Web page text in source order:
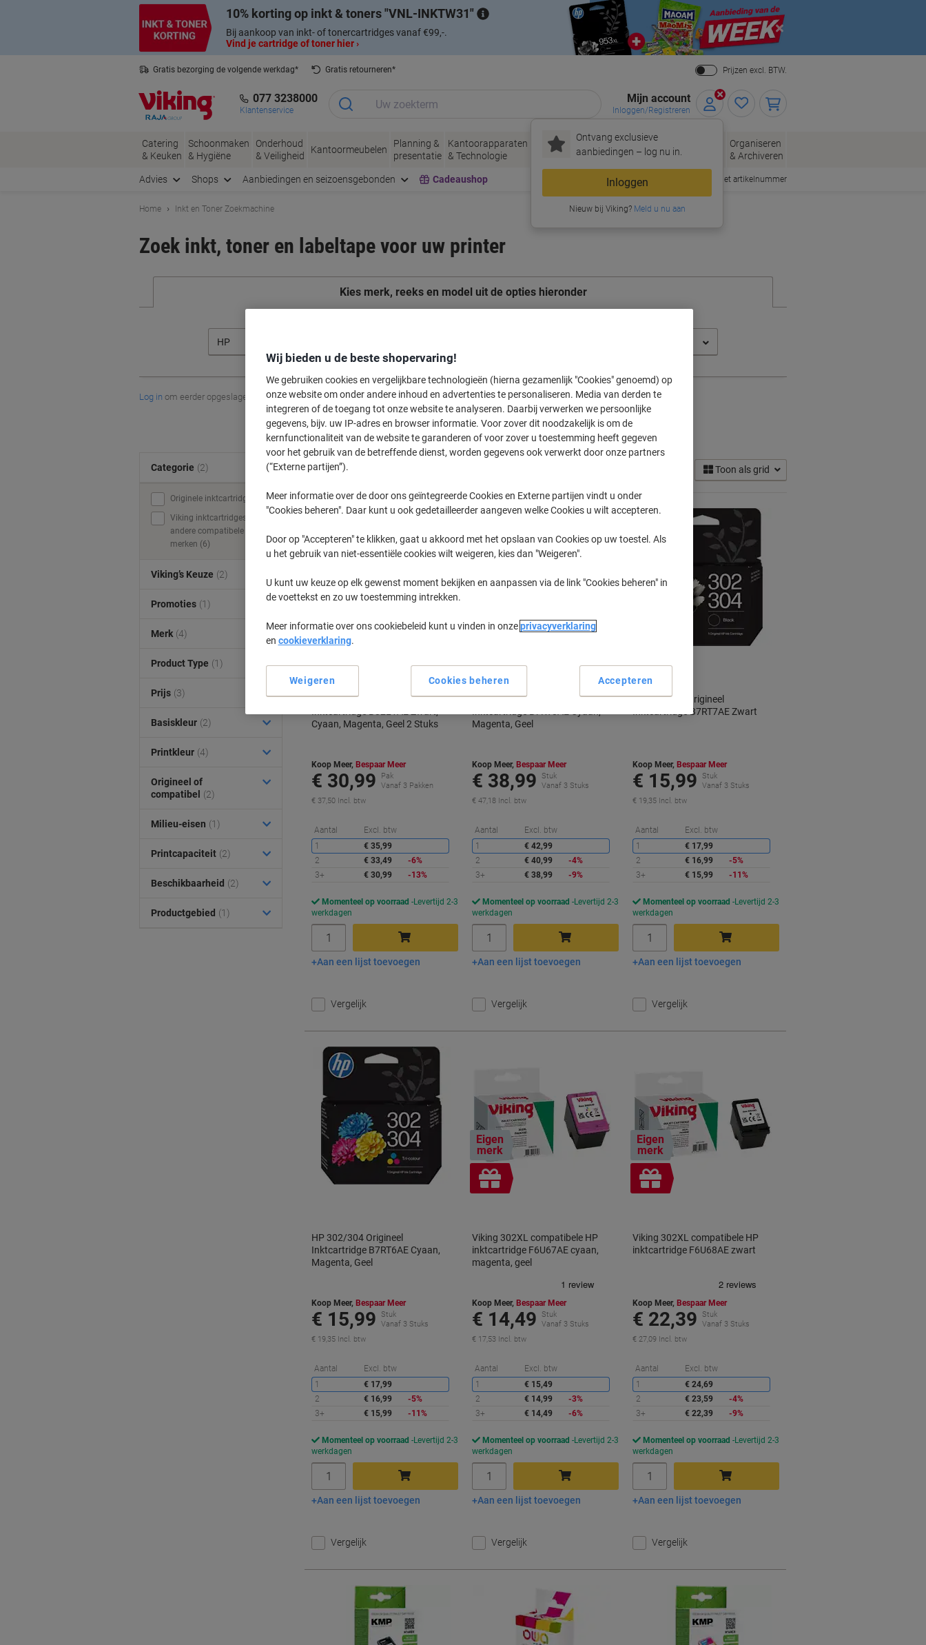
10% korting op inkt & toners VNL-INKTW31
Bij aankoop van inkt- of tonercartridges vanaf €99,-.
Vind je cartridge of toner hier ›
Close
Gratis bezorging de volgende werkdag*
Gratis retourneren*
Prijzen excl. BTW.
077 3238000
Klantenservice
Mijn account
Inloggen/Registreren
Ontvang exclusieve
aanbiedingen – log nu in.
Inloggen
Nieuw bij Viking?Meld u nu aan
Catering
& Keuken
Schoonmaken
& Hygiëne
Onderhoud
& Veiligheid
Kantoormeubelen
Planning &
presentatie
Kantoorapparaten
& Technologie
Inkt &
Toner
Papier, Enveloppen
& Verpakken
Kantoorartikelen
Organiseren
& Archiveren
Advies Shops Aanbiedingen en seizoensgebonden Cadeaushop Snel bestellen met artikelnummer
Home Inkt en Toner Zoekmachine
Zoek inkt, toner en labeltape voor uw printer
Kies merk, reeks en model uit de opties hieronder
HP
Log in om eerder opgeslagen printers en/of eerder gekochte cartridges te tonen
HP Officejet 4650 AIO (13)
Sorteer op: Toon als grid
HP 302/304 Origineel
Cyaan, Magenta, Geel 2 Stuks
Koop Meer, Bespaar Meer
€ 30,99
Pak
Vanaf 3 Pakken
€ 37,50 Incl. btw
Aantal Excl. btw
Korting
1
€ 35,99
2
€ 33,49
-6%
3+
€ 30,99 -13%
Momenteel op voorraad
Levertijd 2-3
werkdagen
In winkelwagen
Aan een lijst toevoegen
Vergelijk
HP 302XL/304XL Origineel
Magenta, Geel
Koop Meer, Bespaar Meer
€ 38,99
Stuk
Vanaf 3 Stuks
€ 47,18 Incl. btw
Aantal Excl. btw
Korting
1
€ 42,99
2
€ 40,99
-4%
3+
€ 38,99 -9%
Momenteel op voorraad
Levertijd 2-3
werkdagen
In winkelwagen
Aan een lijst toevoegen
Vergelijk
HP 302/304 Origineel
Inktcartridge B7RT7AE Zwart
Koop Meer, Bespaar Meer
€ 15,99
Stuk
Vanaf 3 Stuks
€ 19,35 Incl. btw
Aantal Excl. btw
1
€ 17,99
2
€ 16,99
-5%
3+
€ 15,99 -11%
Momenteel op voorraad
Levertijd 2-3
werkdagen
In winkelwagen
Aan een lijst toevoegen
Vergelijk
HP 302/304 Origineel
Inktcartridge B7RT6AE Cyaan,
Magenta, Geel
Koop Meer, Bespaar Meer
€ 15,99
Stuk
Vanaf 3 Stuks
€ 19,35 Incl. btw
Aantal Excl. btw
Korting
1
€ 17,99
2
€ 16,99
-5%
3+
€ 15,99 -11%
Momenteel op voorraad
Levertijd 2-3
werkdagen
In winkelwagen
Aan een lijst toevoegen
Vergelijk
Eigen
merk
Geschenk
Viking 302XL compatibele HP
inktcartridge F6U67AE cyaan,
magenta, geel
Koop Meer, Bespaar Meer
€ 14,49
Stuk
Vanaf 3 Stuks
€ 17,53 Incl. btw
Aantal Excl. btw
Korting
1
€ 15,49
2
€ 14,99
-3%
3+
€ 14,49 -6%
Momenteel op voorraad
Levertijd 2-3
werkdagen
In winkelwagen
Aan een lijst toevoegen
Vergelijk
Eigen
merk
Geschenk
Viking 302XL compatibele HP
inktcartridge F6U68AE zwart
Koop Meer, Bespaar Meer
€ 22,39
Stuk
Vanaf 3 Stuks
€ 27,09 Incl. btw
Aantal Excl. btw
1
€ 24,69
2
€ 23,59
-4%
3+
€ 22,39 -9%
Momenteel op voorraad
Levertijd 2-3
werkdagen
In winkelwagen
Aan een lijst toevoegen
Vergelijk
Categorie (2)
Originele inktcartridges (7)
Viking inktcartridges &
andere compatibele
merken (6)
Viking’s Keuze (2)
Promoties (1)
Merk (4)
Product Type (1)
Prijs (3)
Basiskleur (2)
Printkleur (4)
Origineel of
compatibel
(2)
Milieu-eisen (1)
Printcapaciteit (2)
Beschikbaarheid (2)
Productgebied (1)
Wij bieden u de beste shopervaring!
We gebruiken cookies en vergelijkbare technologieën (hierna gezamenlijk "Cookies" genoemd) op
onze website om onder andere inhoud en advertenties te personaliseren. Media van derden te
integreren of de toegang tot onze website te analyseren. Daarbij verwerken we persoonlijke
gegevens, bijv. uw IP-adres en browser informatie. Voor zover dit noodzakelijk is om de
kernfunctionaliteit van de website te garanderen of voor zover u toestemming heeft gegeven
voor het gebruik van de betreffende dienst, worden gegevens ook verwerkt door onze partners
(“Externe partijen”).
Meer informatie over de door ons geïntegreerde Cookies en Externe partijen vindt u onder
"Cookies beheren". Daar kunt u ook gedetailleerder aangeven welke Cookies u wilt accepteren.
Door op "Accepteren" te klikken, gaat u akkoord met het opslaan van Cookies op uw toestel. Als
u het gebruik van niet-essentiële cookies wilt weigeren, kies dan "Weigeren".
U kunt uw keuze op elk gewenst moment bekijken en aanpassen via de link "Cookies beheren" in
de voettekst en zo uw toestemming intrekken.
Meer informatie over ons cookiebeleid kunt u vinden in onzeprivacyverklaring
en cookieverklaring.
Cookies beheren
Weigeren Accepteren